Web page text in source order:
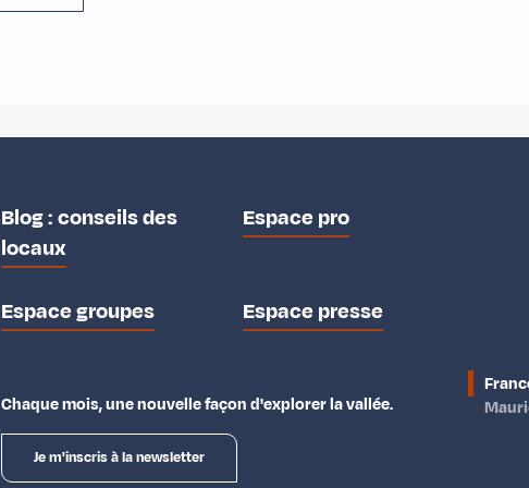
Blog : conseils des
locaux
Espace pro
Espace groupes Espace presse
Chaque mois, une nouvelle façon d'explorer la vallée.
Je m'inscris à la newsletter